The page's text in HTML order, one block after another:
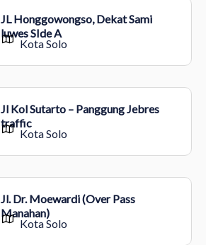
JL Honggowongso, Dekat Sami
luwes SIde A
Kota Solo
Jl Kol Sutarto – Panggung Jebres
traffic
Kota Solo
Jl. Dr. Moewardi (Over Pass
Manahan)
Kota Solo